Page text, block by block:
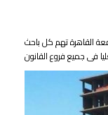
القاهرة تهم كل باحث
فى جميع فروع القانون